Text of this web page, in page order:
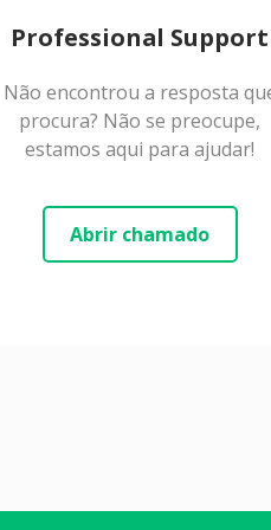
Professional Support
Não encontrou a resposta
procura? Não se preocupe,
estamos aqui para ajudar!
Abrir chamado